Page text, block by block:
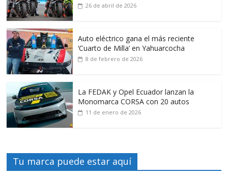
26 de abril de 2026
Auto eléctrico gana el más reciente
‘Cuarto de Milla’ en Yahuarcocha
8 de febrero de 2026
La FEDAK y Opel Ecuador lanzan la
Monomarca CORSA con 20 autos
11 de enero de 2026
Tu marca puede estar aquí